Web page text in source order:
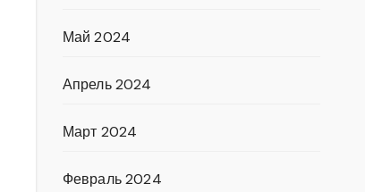
Май 2024
Апрель 2024
Март 2024
Февраль 2024